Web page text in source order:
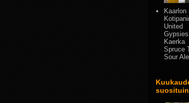
Kaarlon
United
Gypsies
Kaerka
Spruce
Sour Ale